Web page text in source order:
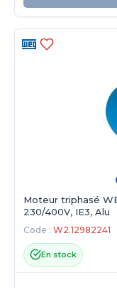
Moteur triphasé
230/400V, IE3, Alu
Code : W2.12982241
En stock